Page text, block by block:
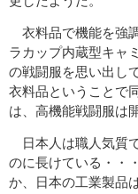
衣料品で機能を強
ラカップ内蔵型キャ
の戦闘服を思い出し
衣料品ということで
は、高機能戦闘服は
日本人は職人気質
のに長けている・・
か、日本の工業製品